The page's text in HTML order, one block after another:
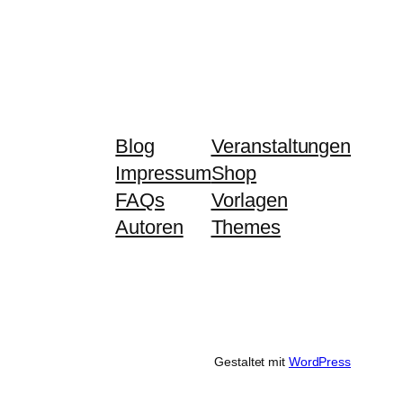
Blog
Impressum
FAQs
Autoren
Veranstaltungen
Shop
Vorlagen
Themes
Gestaltet mit WordPress